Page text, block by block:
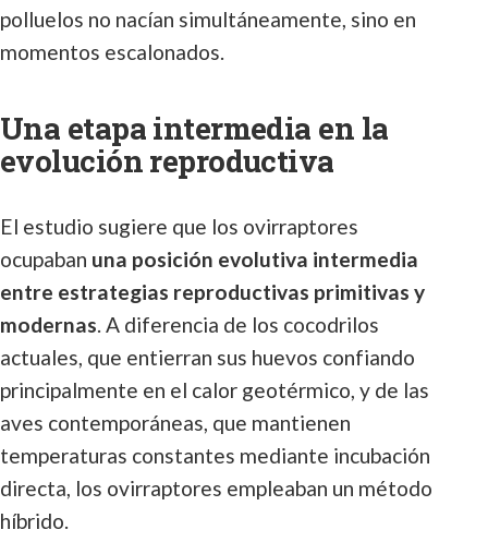
polluelos no nacían simultáneamente, sino en
momentos escalonados.
Una etapa intermedia en la
evolución reproductiva
El estudio sugiere que los ovirraptores
ocupaban una posición evolutiva intermedia
entre estrategias reproductivas primitivas y
modernas. A diferencia de los cocodrilos
actuales, que entierran sus huevos confiando
principalmente en el calor geotérmico, y de las
aves contemporáneas, que mantienen
temperaturas constantes mediante incubación
directa, los ovirraptores empleaban un método
híbrido.